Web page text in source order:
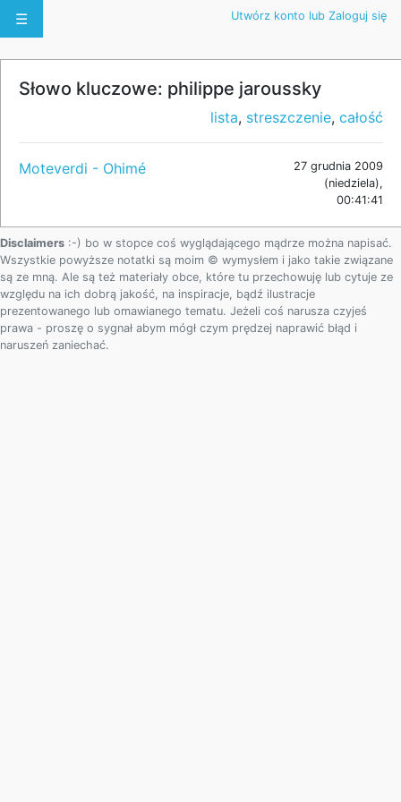
☰ Utwórz konto lub Zaloguj się
Słowo kluczowe: philippe jaroussky
lista, streszczenie, całość
Moteverdi - Ohimé
27 grudnia 2009
(niedziela),
00:41:41
Disclaimers :-) bo w stopce coś wyglądającego mądrze można napisać.
Wszystkie powyższe notatki są moim © wymysłem i jako takie związane
są ze mną. Ale są też materiały obce, które tu przechowuję lub cytuje ze
względu na ich dobrą jakość, na inspiracje, bądź ilustracje
prezentowanego lub omawianego tematu. Jeżeli coś narusza czyjeś
prawa - proszę o sygnał abym mógł czym prędzej naprawić błąd i
naruszeń zaniechać.